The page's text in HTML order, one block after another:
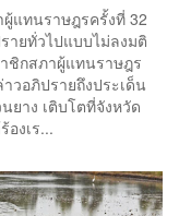
แทนราษฎรครั้งที่ 32
ายทั่วไปแบบไม่ลงมติ
ชิกสภาผู้แทนราษฎร
อภิปรายถึงประเด็น
ยาง เติบโตที่จังหวัด
งเร...